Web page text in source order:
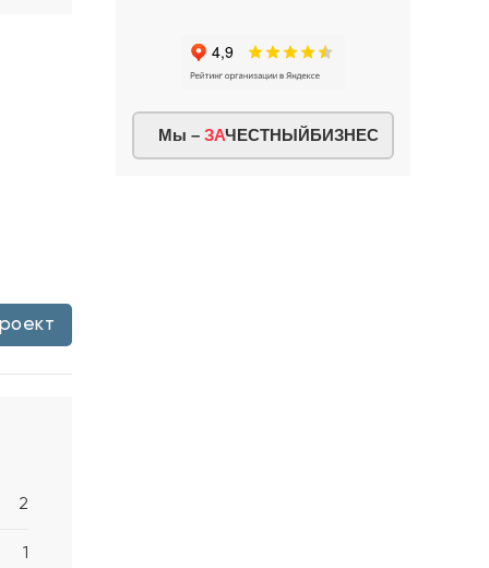
2
1
Мы – ЗАЧЕСТНЫЙБИЗНЕС